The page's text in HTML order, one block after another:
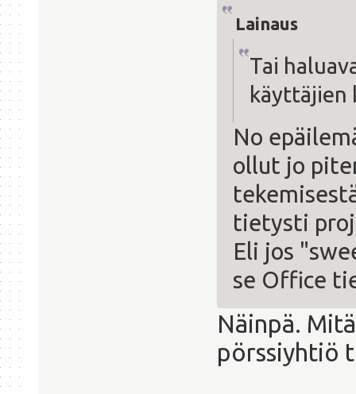
Lainaus
Tai
käyttäjien
No
ollut jo
tietysti
Eli jos
se Office
Näinpä.
pörssiyhtiö